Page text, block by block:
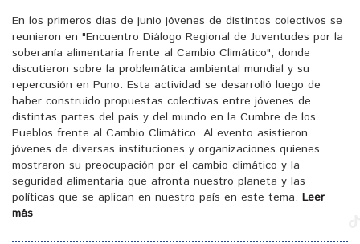
En los primeros días de junio jóvenes de distintos colectivos se
reunieron en "Encuentro Diálogo Regional de Juventudes por la
soberanía alimentaria frente al Cambio Climático", donde
discutieron sobre la problemática ambiental mundial y su
repercusión en Puno. Esta actividad se desarrolló luego de
haber construido propuestas colectivas entre jóvenes de
distintas partes del país y del mundo en la Cumbre de los
Pueblos frente al Cambio Climático. Al evento asistieron
jóvenes de diversas instituciones y organizaciones quienes
mostraron su preocupación por el cambio climático y la
seguridad alimentaria que afronta nuestro planeta y las
políticas que se aplican en nuestro país en este tema. Leer
más